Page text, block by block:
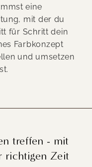
eine
mit der du
für Schritt dein
Farbkonzept
und umsetzen
treffen - mit
richtigen Zeit